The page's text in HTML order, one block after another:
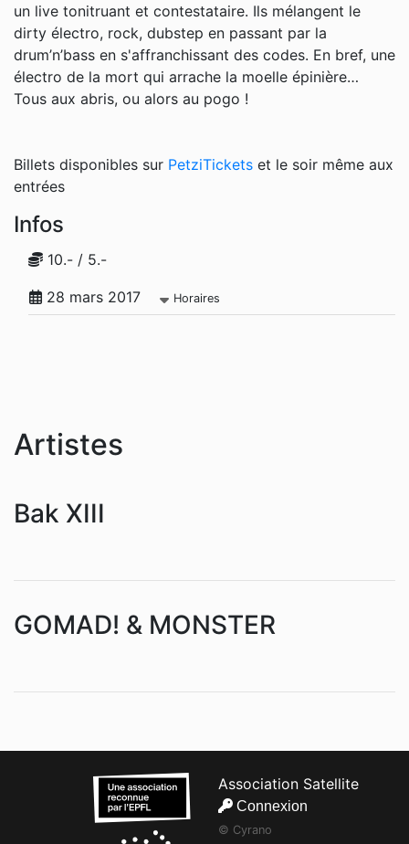
un live tonitruant et contestataire. Ils mélangent le
dirty électro, rock, dubstep en passant par la
drum’n’bass en s'affranchissant des codes. En bref, une
électro de la mort qui arrache la moelle épinière…
Tous aux abris, ou alors au pogo !
Billets disponibles sur PetziTickets et le soir même aux
entrées
Infos
10.- / 5.-
28 mars 2017 Horaires
Artistes
Bak XIII
GOMAD! & MONSTER
Association Satellite
Connexion
© Cyrano